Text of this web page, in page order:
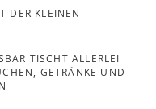
DER KLEINEN
TISCHT ALLERLEI
GETRÄNKE UND